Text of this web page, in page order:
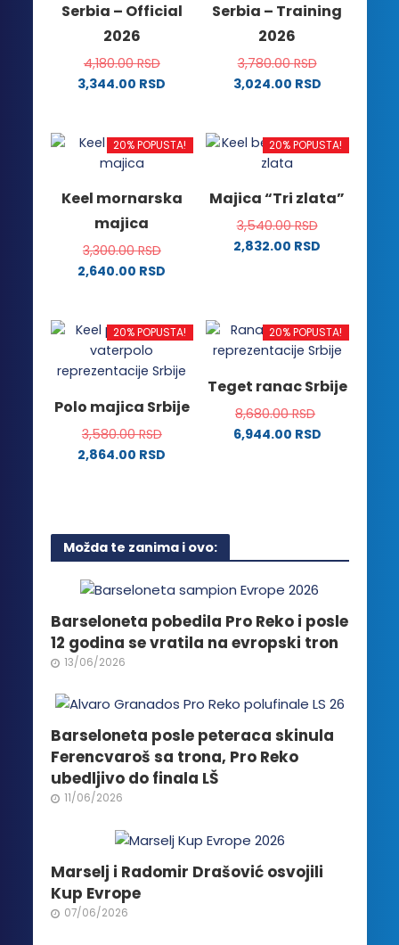
biti
izabrane
na
stranici
izabrane
na
stranici
proizvoda.
Serbia – Official
2026
4,180.00RSD
3,344.00 RSD
ima
više
Opcije
mogu
biti
izabrane
proizvoda.
Serbia – Training
2026
3,780.00RSD
3,024.00 RSD
ima
više
Opcije
mogu
biti
proizvoda.
20% POPUSTA!
Keel mornarska
majica
3,300.00RSD
2,640.00 RSD
ima
više
varijanti.
mogu
biti
izabrane
20% POPUSTA!
Majica “Tri zlata”
3,540.00RSD
2,832.00 RSD
više
varijanti.
mogu
biti
izabrane
20% POPUSTA!
Polo majica Srbije
3,580.00RSD
2,864.00 RSD
više
varijanti.
mogu
biti
izabrane
na
proizvoda.
20% POPUSTA!
Teget ranac Srbije
8,680.00RSD
6,944.00 RSD
Možda te zanima i ovo:
Barseloneta pobedila Pro Reko i posle
12 godina se vratila na evropski tron
13/06/2026
Barseloneta posle peteraca skinula
Ferencvaroš sa trona, Pro Reko
ubedljivo do finala LŠ
11/06/2026
Marselj i Radomir Drašović osvojili
Kup Evrope
07/06/2026